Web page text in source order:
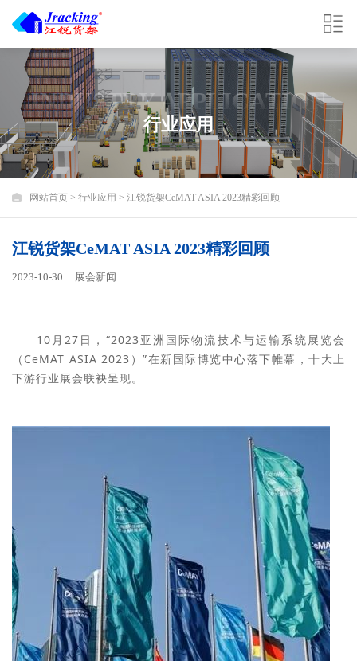
INDUSTRY APPLICATION
行业应用
网站首页 > 行业应用 > 江锐货架CeMAT ASIA 2023精彩回顾
江锐货架CeMAT ASIA 2023精彩回顾
2023-10-30 展会新闻
10月27日，“2023亚洲国际物流技术与运输系统展览会
（CeMAT ASIA 2023）”在新国际博览中心落下帷幕，十大上
下游行业展会联袂呈现。